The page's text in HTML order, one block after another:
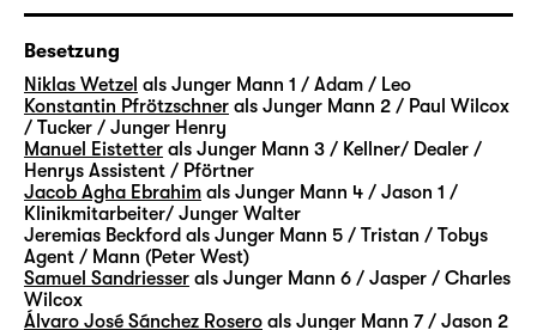
Beginnend im New York des Jahres 2015
kreuzen sich die Wege der Figuren: Zwei
Paare stehen im Zentrum der Episoden,
Walter und Henry sowie Eric und Toby. Viele
weitere Figuren ergänzen das „Vermächtnis“.
In Szenen und Monologen, Rückblenden und
Traumsequenzen begleiten wir sie alle über
Jahre — ihre Hoffnungen, ihre Sehnsüchte
und Ängste, ihre sehr verschiedenen
Ansichten und Lebensentwürfe. Erfolg oder
Geborgenheit, Privates oder Politisches —
Besetzung
Niklas Wetzel als Junger Mann 1 / Adam / Leo
Konstantin Pfrötzschner als Junger Mann 2 / Paul Wilcox
/ Tucker / Junger Henry
Manuel Eistetter als Junger Mann 3 / Kellner/ Dealer /
Henrys Assistent / Pförtner
Jacob Agha Ebrahim als Junger Mann 4 / Jason 1 /
Klinikmitarbeiter/ Junger Walter
Jeremias Beckford als Junger Mann 5 / Tristan / Tobys
Agent / Mann (Peter West)
Samuel Sandriesser als Junger Mann 6 / Jasper / Charles
Wilcox
Álvaro José Sánchez Rosero als Junger Mann 7 / Jason 2